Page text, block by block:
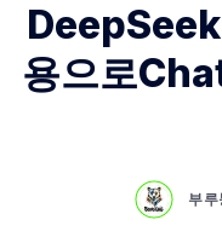
용으로
부